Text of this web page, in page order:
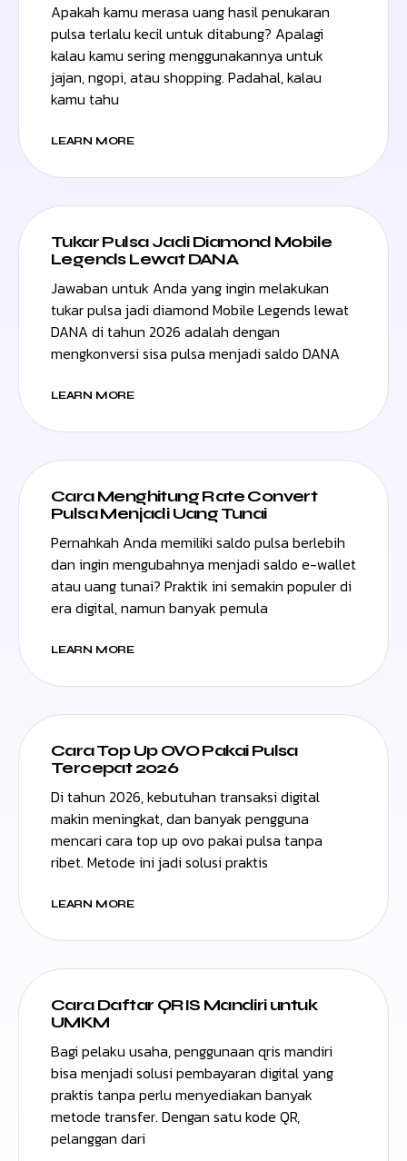
Apakah kamu merasa uang hasil penukaran
pulsa terlalu kecil untuk ditabung? Apalagi
kalau kamu sering menggunakannya untuk
jajan, ngopi, atau shopping. Padahal, kalau
kamu tahu
LEARN MORE
Tukar Pulsa Jadi Diamond Mobile
Legends Lewat DANA
Jawaban untuk Anda yang ingin melakukan
tukar pulsa jadi diamond Mobile Legends lewat
DANA di tahun 2026 adalah dengan
mengkonversi sisa pulsa menjadi saldo DANA
LEARN MORE
Cara Menghitung Rate Convert
Pulsa Menjadi Uang Tunai
Pernahkah Anda memiliki saldo pulsa berlebih
dan ingin mengubahnya menjadi saldo e-wallet
atau uang tunai? Praktik ini semakin populer di
era digital, namun banyak pemula
LEARN MORE
Cara Top Up OVO Pakai Pulsa
Tercepat 2026
Di tahun 2026, kebutuhan transaksi digital
makin meningkat, dan banyak pengguna
mencari cara top up ovo pakai pulsa tanpa
ribet. Metode ini jadi solusi praktis
LEARN MORE
Cara Daftar QRIS Mandiri untuk
UMKM
Bagi pelaku usaha, penggunaan qris mandiri
bisa menjadi solusi pembayaran digital yang
praktis tanpa perlu menyediakan banyak
metode transfer. Dengan satu kode QR,
pelanggan dari